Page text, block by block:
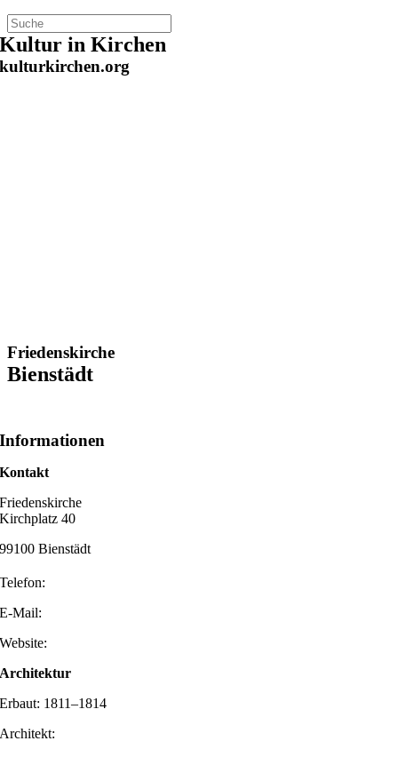
Zum
Inhalt
springen
Kultur in Kirchen
kulturkirchen.org
Friedenskirche
Bienstädt
Informationen
Kontakt
Friedenskirche
Kirchplatz 40
99100 Bienstädt
Telefon:
E-Mail:
Website:
Architektur
Erbaut: 1811–1814
Architekt: